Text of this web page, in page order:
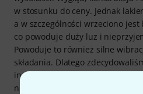
w stosunku do ceny. Jednak
a w szczególności wrzeciono
co powoduje duży luz i
Powoduje to również silne
składania. Dlatego
innej alternatywy. Nie możemy
nie usunęliśmy folii ochronnej.